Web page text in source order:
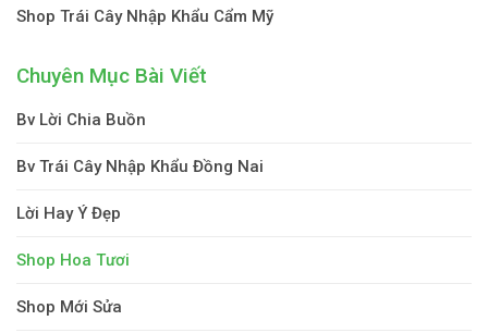
Shop Trái Cây Nhập Khẩu Cẩm Mỹ
Chuyên Mục Bài Viết
Bv Lời Chia Buồn
Bv Trái Cây Nhập Khẩu Đồng Nai
Lời Hay Ý Đẹp
Shop Hoa Tươi
Shop Mới Sửa